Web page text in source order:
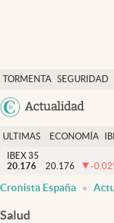
TORMENTA SEGURIDAD
Actualidad
Economía y finanzas
Política
Actualidad
Criptomonedas
España
ULTIMAS
NOTICIAS
ECONOMÍA
FINANZAS
IBEX 35
20.176
20.176 -0.02
Cronista España
Salud